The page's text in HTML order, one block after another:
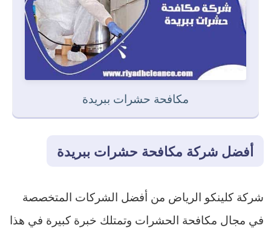
مكافحة حشرات ببريدة
أفضل شركة مكافحة حشرات ببريدة
شركة كلينكو الرياض من أفضل الشركات المتخصصة
في مجال مكافحة الحشرات وتمتلك خبرة كبيرة في هذا